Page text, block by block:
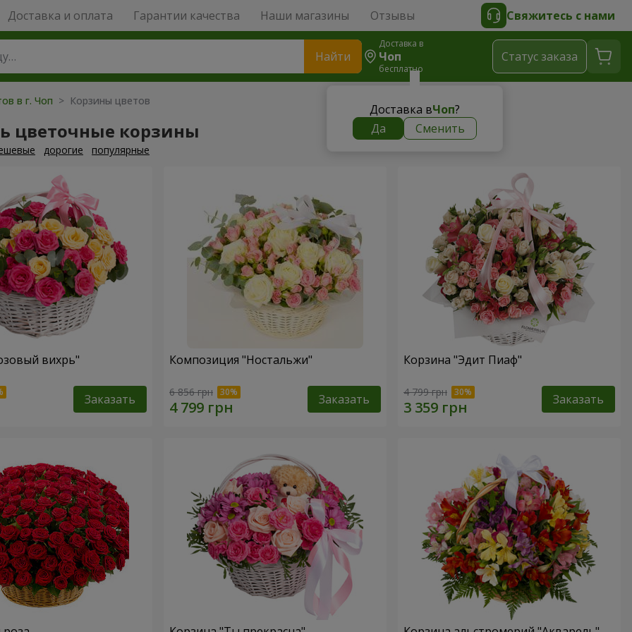
Доставка и оплата Гарантии качества Наши магазины Отзывы Свяжитесь с нами
Найти
Доставка в
Чоп
бесплатно
Доставка вЧоп?
Да
Сменить
Cтатус заказа
в г. Чоп > Корзины цветов
цветочные корзины
дорогие популярные
вихрь"
Заказать
Композиция "Ностальжи"
6 856 грн Заказать
Корзина "Эдит Пиаф"
4 799 грн Заказать